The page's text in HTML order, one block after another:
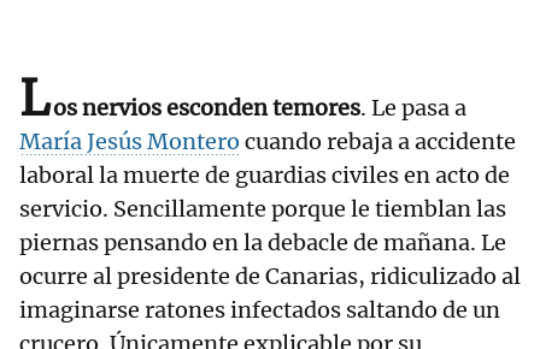
Los nervios esconden temores. Le pasa a
María Jesús Montero cuando rebaja a accidente
laboral la muerte de guardias civiles en acto de
servicio. Sencillamente porque le tiemblan las
piernas pensando en la debacle de mañana. Le
ocurre al presidente de Canarias, ridiculizado al
imaginarse ratones infectados saltando de un